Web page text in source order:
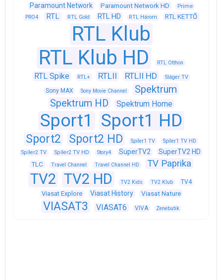
Paramount Network Paramount Network HD Prime
PRO4 RTL RTL Gold RTL HD RTL Három RTL KETTŐ
RTL Klub
RTL Klub HD
RTL Otthon
RTL Spike RTL+ RTLII RTLII HD Sláger TV
Sony MAX Sony Movie Channel
Spektrum
Spektrum HD
Spektrum Home
Sport1 Sport1 HD
Sport2 Sport2 HD Spíler1 TV
Spíler1 TV HD
Spíler2 TV
Spíler2 TV HD Story4 SuperTV2 SuperTV2 HD
TLC Travel Channel Travel Channel HD TV Paprika
TV2 TV2 HD TV2 Kids TV2 Klub TV4
Viasat Explore Viasat History Viasat Nature
VIASAT3 VIASAT6 VIVA Zenebutik